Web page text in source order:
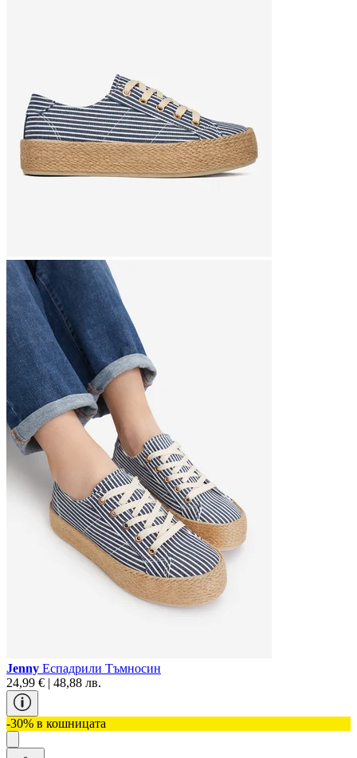
Jenny Еспадрили Тъмносин
24,99 € | 48,88 лв.
-30% в кошницата